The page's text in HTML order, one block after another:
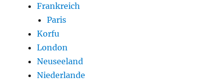
Frankreich
Paris
Korfu
London
Neuseeland
Niederlande